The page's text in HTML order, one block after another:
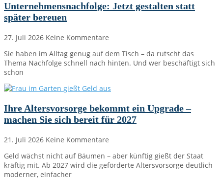
Unternehmensnachfolge: Jetzt gestalten statt
später bereuen
27. Juli 2026 Keine Kommentare
Sie haben im Alltag genug auf dem Tisch – da rutscht das
Thema Nachfolge schnell nach hinten. Und wer beschäftigt sich
schon
Ihre Altersvorsorge bekommt ein Upgrade –
machen Sie sich bereit für 2027
21. Juli 2026 Keine Kommentare
Geld wächst nicht auf Bäumen – aber künftig gießt der Staat
kräftig mit. Ab 2027 wird die geförderte Altersvorsorge deutlich
moderner, einfacher